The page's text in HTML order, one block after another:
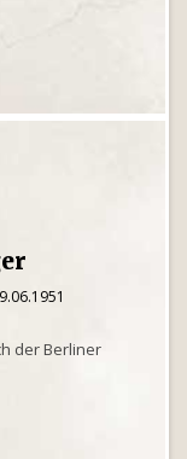
der Berliner